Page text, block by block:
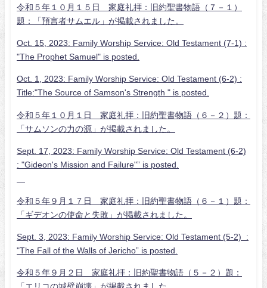
令和５年１０月１５日 家庭礼拝：旧約聖書物語（７－１）
題：「預言者サムエル」が掲載されました。
Oct. 15, 2023: Family Worship Service: Old Testament (7-1) :
"The Prophet Samuel" is posted.
Oct. 1, 2023: Family Worship Service: Old Testament (6-2) :
Title:"The Source of Samson's Strength " is posted.
令和５年１０月１日 家庭礼拝：旧約聖書物語（６－２）題：
「サムソンの力の源」が掲載されました。
Sept. 17, 2023: Family Worship Service: Old Testament (6-2)
: "Gideon's Mission and Failure"” is posted.
令和５年９月１７日 家庭礼拝：旧約聖書物語（６－１）題：
「ギデオンの使命と失敗」が掲載されました。
Sept. 3, 2023: Family Worship Service: Old Testament (5-2) :
"The Fall of the Walls of Jericho” is posted.
令和５年９月２日 家庭礼拝：旧約聖書物語（５－２）題：